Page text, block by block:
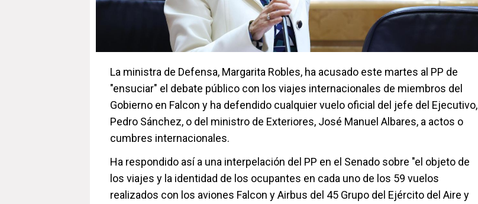
La ministra de Defensa, Margarita Robles, ha acusado este martes al PP de
"ensuciar" el debate público con los viajes internacionales de miembros del
Gobierno en Falcon y ha defendido cualquier vuelo oficial del jefe del Ejecutivo,
Pedro Sánchez, o del ministro de Exteriores, José Manuel Albares, a actos o
cumbres internacionales.
Ha respondido así a una interpelación del PP en el Senado sobre "el objeto de
los viajes y la identidad de los ocupantes en cada uno de los 59 vuelos
realizados con los aviones Falcon y Airbus del 45 Grupo del Ejército del Aire y